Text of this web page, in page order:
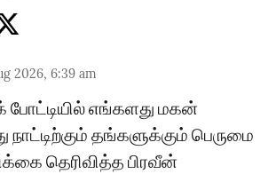
2026, 6:39 am
போட்டியில் எங்களது மகன்
நாட்டிற்கும் தங்களுக்கும் பெருமை
தெரிவித்த பிரவீன்